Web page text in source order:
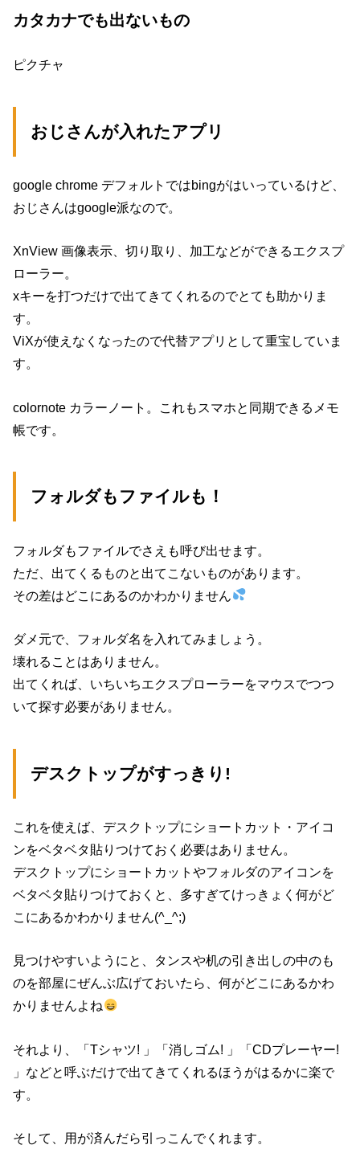
カタカナでも出ないもの
ピクチャ
おじさんが入れたアプリ
google chrome デフォルトではbingがはいっているけど、
おじさんはgoogle派なので。
XnView 画像表示、切り取り、加工などができるエクスプ
ローラー。
xキーを打つだけで出てきてくれるのでとても助かりま
す。
ViXが使えなくなったので代替アプリとして重宝していま
す。
colornote カラーノート。これもスマホと同期できるメモ
帳です。
フォルダもファイルも！
フォルダもファイルでさえも呼び出せます。
ただ、出てくるものと出てこないものがあります。
その差はどこにあるのかわかりません
ダメ元で、フォルダ名を入れてみましょう。
壊れることはありません。
出てくれば、いちいちエクスプローラーをマウスでつつ
いて探す必要がありません。
デスクトップがすっきり!
これを使えば、デスクトップにショートカット・アイコ
ンをベタベタ貼りつけておく必要はありません。
デスクトップにショートカットやフォルダのアイコンを
ベタベタ貼りつけておくと、多すぎてけっきょく何がど
こにあるかわかりません(^_^;)
見つけやすいようにと、タンスや机の引き出しの中のも
のを部屋にぜんぶ広げておいたら、何がどこにあるかわ
かりませんよね
それより、「Tシャツ! 」「消しゴム! 」「CDプレーヤー!
」などと呼ぶだけで出てきてくれるほうがはるかに楽で
す。
そして、用が済んだら引っこんでくれます。